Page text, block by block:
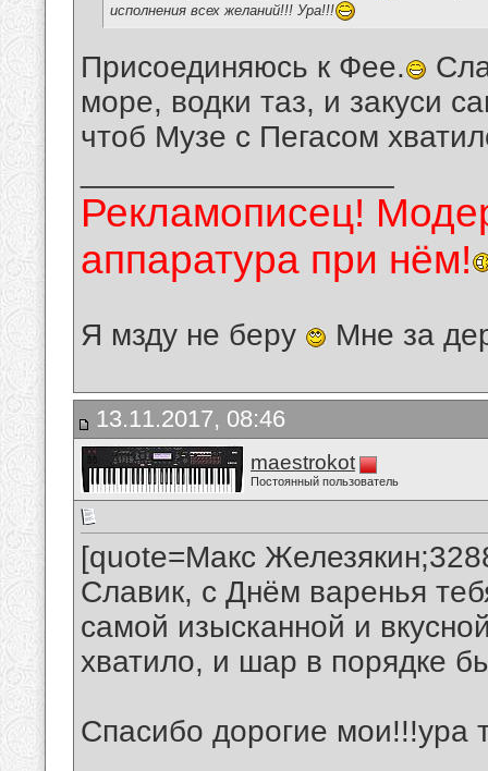
исполнения всех желаний!!! Ура!!!
Присоединяюсь к Фее.
море, водки таз, и закуси
чтоб Музе с Пегасом
Рекламописец!
аппаратура при нём!
Я мзду не беру Мне за
13.11.2017, 08:46
maestrokot
Постоянный пользователь
[quote=Макс
Славик, с Днём варенья
самой изысканной и
хватило, и шар в порядке
Спасибо дорогие